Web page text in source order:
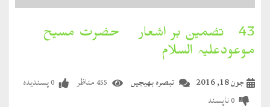
بخارِدل
کلام
مضطرؔ
دستِ
43۔ تضمین بر اشعار ۔ حضرت مسیح
موعودعلیہ السلام
تبصرہ بھیجیں جون 18, 2016 455مناظر 0پسندیدہ
0ناپسند